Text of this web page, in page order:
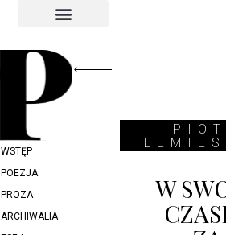
WSTĘP
POEZJA
PROZA
ARCHIWALIA
W